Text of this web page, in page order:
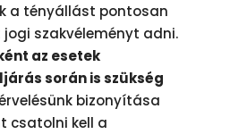
a tényállást pontosan
jogi szakvéleményt adni.
az esetek
során is szükség
bizonyítása
csatolni kell a